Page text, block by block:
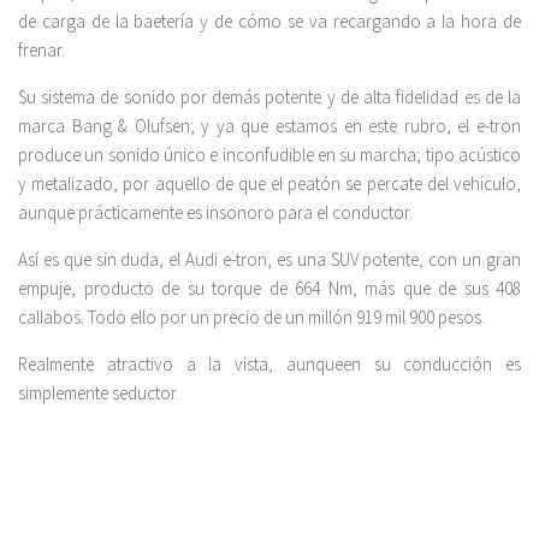
de carga de la baetería y de cómo se va recargando a la hora de
frenar.
Su sistema de sonido por demás potente y de alta fidelidad es de la
marca Bang & Olufsen; y ya que estamos en este rubro, el e-tron
produce un sonido único e inconfudible en su marcha; tipo acústico
y metalizado, por aquello de que el peatón se percate del vehículo,
aunque prácticamente es insonoro para el conductor.
Así es que sin duda, el Audi e-tron, es una SUV potente, con un gran
empuje, producto de su torque de 664 Nm, más que de sus 408
callabos. Todo ello por un precio de un millón 919 mil 900 pesos.
Realmente atractivo a la vista, aunqueen su conducción es
simplemente seductor.